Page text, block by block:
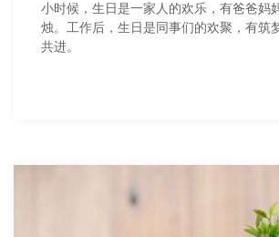
小时候，生日是一家人的欢乐，有爸爸妈
烛。工作后，生日是同事们的欢聚，有筑
共进。